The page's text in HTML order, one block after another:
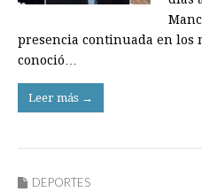
presencia continuada en los
conoció…
Leer más →
DEPORTES